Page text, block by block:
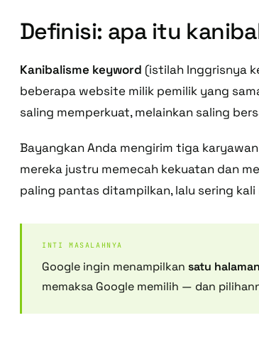
Definisi: apa itu
Kanibalisme keyword (istilah Inggrisnya
beberapa website milik pemilik yang
saling memperkuat, melainkan saling
Bayangkan Anda mengirim tiga
mereka justru memecah kekuatan dan
paling pantas ditampilkan, lalu sering
INTI MASALAHNYA
Google ingin menampilkan satu
memaksa Google memilih — dan